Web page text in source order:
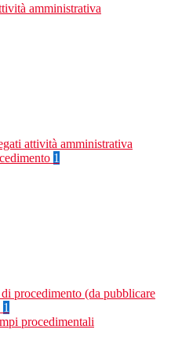
amministrativa
attività amministrativa
1
procedimento (da pubblicare
1
procedimentali